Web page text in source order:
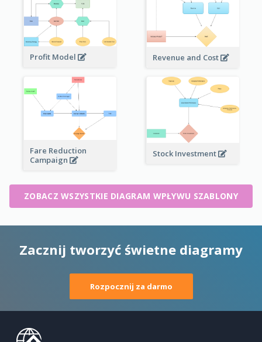
Revenue and Cost
Profit Model
Fare Reduction
Campaign
Stock Investment
ZOBACZ WSZYSTKIE DIAGRAM WPŁYWU SZABLONY
Zacznij tworzyć świetne diagramy
Rozpocznij za darmo